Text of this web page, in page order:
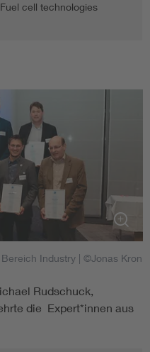
cell technologies
Industry | ©Jonas Kron
Rudschuck,
die Expert*innen aus